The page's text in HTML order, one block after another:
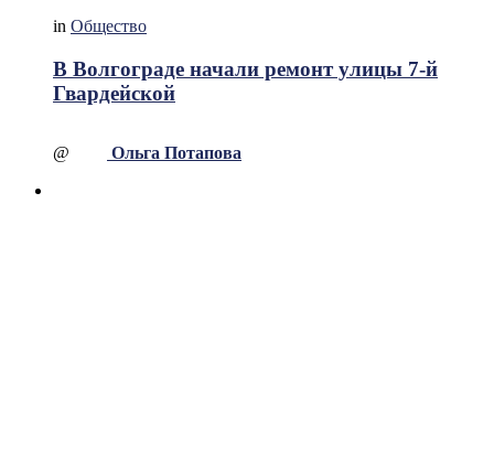
in Общество
В Волгограде начали ремонт улицы 7-й
Гвардейской
@ Ольга Потапова